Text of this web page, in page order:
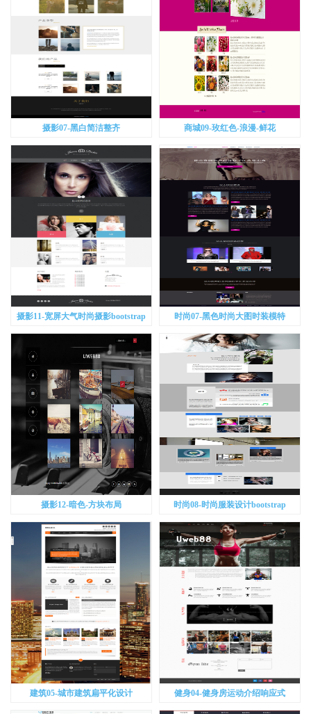
摄影07-黑白简洁整齐 商城09-玫红色-浪漫-鲜花
摄影11-宽屏大气时尚摄影bootstrap
时尚07-黑色时尚大图时装模特
bootstrap
摄影12-暗色-方块布局 时尚08-时尚服装设计bootstrap
建筑05-城市建筑扁平化设计 健身04-健身房运动介绍响应式